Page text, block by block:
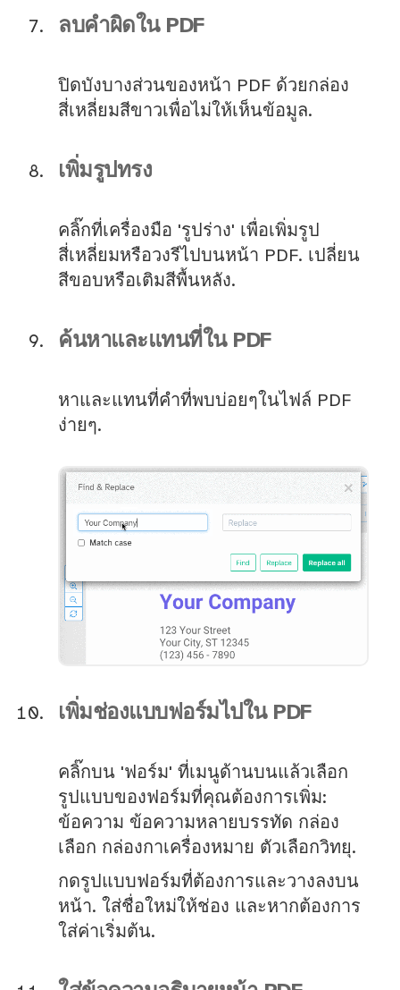
ลบคำผิดใน PDF
ปิดบังบางส่วนของหน้า PDF ด้วยกล่อง
สี่เหลี่ยมสีขาวเพื่อไม่ให้เห็นข้อมูล.
เพิ่มรูปทรง
คลิ๊กที่เครื่องมือ 'รูปร่าง' เพื่อเพิ่มรูป
สี่เหลี่ยมหรือวงรีไปบนหน้า PDF. เปลี่ยน
สีขอบหรือเติมสีพื้นหลัง.
ค้นหาและแทนที่ใน PDF
หาและแทนที่คำที่พบบ่อยๆในไฟล์ PDF
ง่ายๆ.
เพิ่มช่องแบบฟอร์มไปใน PDF
คลิ๊กบน 'ฟอร์ม' ที่เมนูด้านบนแล้วเลือก
รูปแบบของฟอร์มที่คุณต้องการเพิ่ม:
ข้อความ ข้อความหลายบรรทัด กล่อง
เลือก กล่องกาเครื่องหมาย ตัวเลือกวิทยุ.
กดรูปแบบฟอร์มที่ต้องการและวางลงบน
หน้า. ใส่ชื่อใหม่ให้ช่อง และหากต้องการ
ใส่ค่าเริ่มต้น.